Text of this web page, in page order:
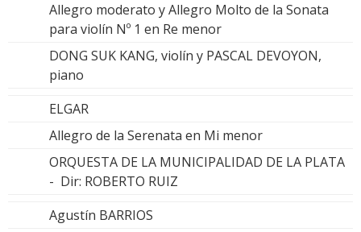
Allegro moderato y Allegro Molto de la Sonata
para violín Nº 1 en Re menor
DONG SUK KANG, violín y PASCAL DEVOYON,
piano
ELGAR
Allegro de la Serenata en Mi menor
ORQUESTA DE LA MUNICIPALIDAD DE LA PLATA
- Dir: ROBERTO RUIZ
Agustín BARRIOS